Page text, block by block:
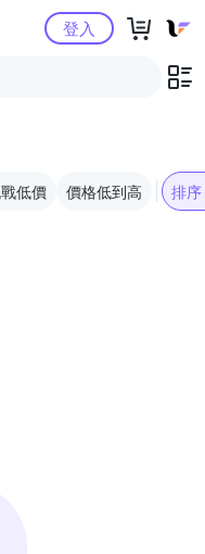
購物中心登入
低價 價格低到高 排序